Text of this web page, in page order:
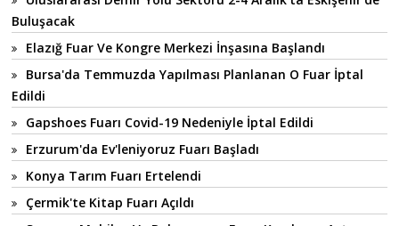
Buluşacak
Elazığ Fuar Ve Kongre Merkezi İnşasına Başlandı
Bursa'da Temmuzda Yapılması Planlanan O Fuar İptal
Edildi
Gapshoes Fuarı Covid-19 Nedeniyle İptal Edildi
Erzurum'da Ev'leniyoruz Fuarı Başladı
Konya Tarım Fuarı Ertelendi
Çermik'te Kitap Fuarı Açıldı